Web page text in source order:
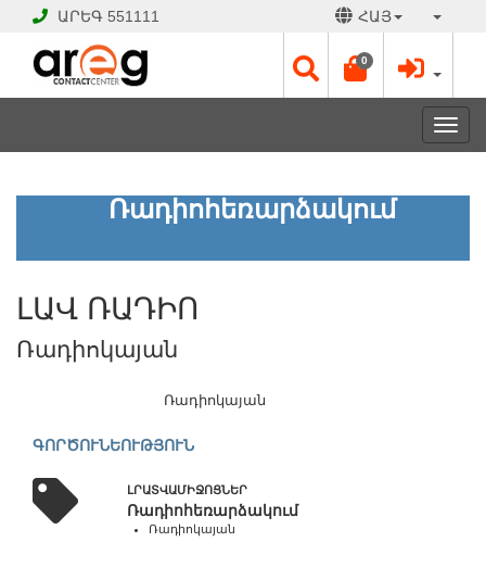
ԱՐԵԳ 551111 ՀԱՅ
0
ԼԱՎ
ԲԱՑ
Աշխատանքային
շուրջօրյա
Մեր
Ռադիոհեռարձակում
ԼԱՎ ՌԱԴԻՈ
Ռադիոկայան
Ռադիոկայան
ԳՈՐԾՈՒՆԵՈՒԹՅՈՒՆ
ԼՐԱՏՎԱՄԻՋՈՑՆԵՐ
Ռադիոհեռարձակում
Ռադիոկայան